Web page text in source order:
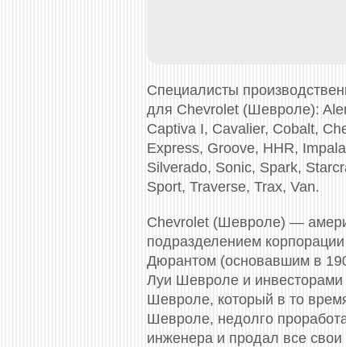
Специалисты
для Chevrolet (Шевроле):
Captiva I, Cavalier, Cobalt,
Express, Groove, HHR,
Silverado, Sonic, Spark,
Sport, Traverse, Trax, Van.
Chevrolet (Шевроле) —
подразделением
Дюрантом (основавшим в
Луи Шевроле и
Шевроле, который в то
Шевроле, недолго
инженера и продал все свои